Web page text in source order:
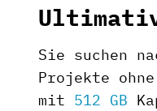
Sie suchen
Projekte
mit 512 GB